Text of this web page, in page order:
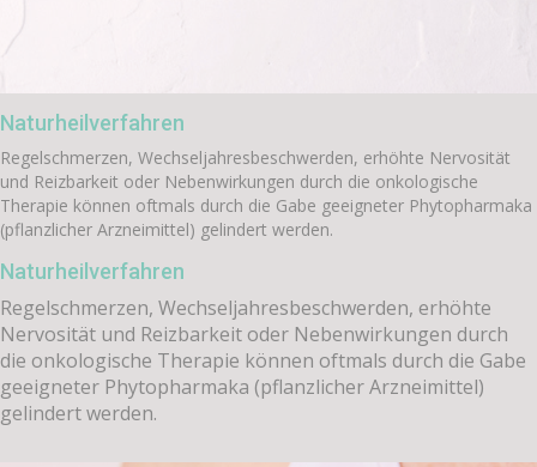
Naturheilverfahren
Regelschmerzen, Wechseljahresbeschwerden, erhöhte Nervosität
und Reizbarkeit oder Nebenwirkungen durch die onkologische
Therapie können oftmals durch die Gabe geeigneter Phytopharmaka
(pflanzlicher Arzneimittel) gelindert werden.
Naturheilverfahren
Regelschmerzen, Wechseljahresbeschwerden, erhöhte
Nervosität und Reizbarkeit oder Nebenwirkungen durch
die onkologische Therapie können oftmals durch die Gabe
geeigneter Phytopharmaka (pflanzlicher Arzneimittel)
gelindert werden.